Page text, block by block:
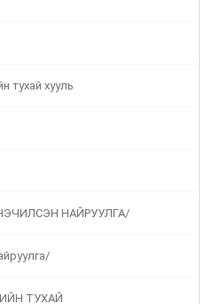
тухай хууль
НАЙРУУЛГА/
ТУХАЙ